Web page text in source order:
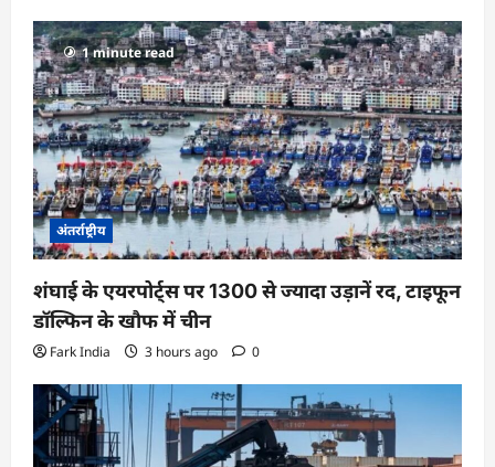
1 minute read
अंतर्राष्ट्रीय
शंघाई के एयरपोर्ट्स पर 1300 से ज्यादा उड़ानें रद, टाइफून
डॉल्फिन के खौफ में चीन
Fark India 3 hours ago 0